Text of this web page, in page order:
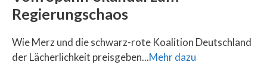
Regierungschaos
Wie Merz und die schwarz-rote Koalition Deutschland
der Lächerlichkeit preisgeben...Mehr dazu